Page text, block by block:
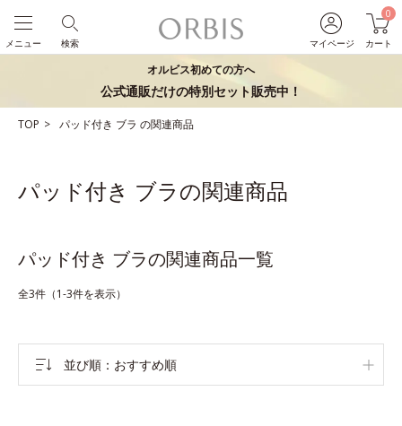
マイページ
0
カート
検索
メニュー
オルビス初めての方へ
公式通販だけの特別セット販売中！
TOP パッド付き ブラ の関連商品
パッド付き ブラの関連商品
パッド付き ブラの関連商品一覧
全3件（1-3件を表示）
並び順 おすすめ順